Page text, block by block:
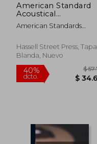
American Standard
Acoustical
Terminology (en
Inglés)
American Standards
Hassell Street Press, Tapa
Blanda, Nuevo